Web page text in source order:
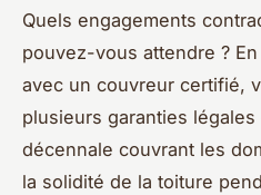
Quels engagements
pouvez-vous attendre ?
avec un couvreur certifié,
plusieurs garanties légales
décennale couvrant les
la solidité de la toiture